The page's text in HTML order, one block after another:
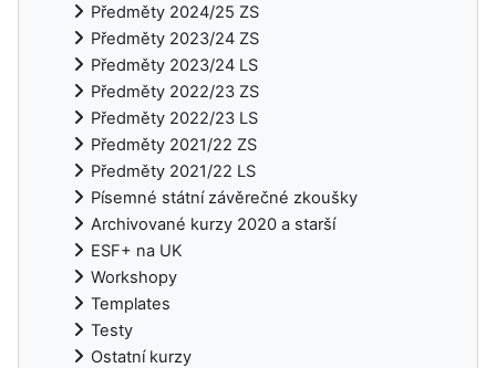
Předměty 2024/25 ZS
Předměty 2023/24 ZS
Předměty 2023/24 LS
Předměty 2022/23 ZS
Předměty 2022/23 LS
Předměty 2021/22 ZS
Předměty 2021/22 LS
Písemné státní závěrečné zkoušky
Archivované kurzy 2020 a starší
ESF+ na UK
Workshopy
Templates
Testy
Ostatní kurzy